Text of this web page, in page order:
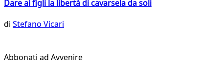
Dare ai figli la libertà di cavarsela da soli
di Stefano Vicari
Abbonati ad Avvenire